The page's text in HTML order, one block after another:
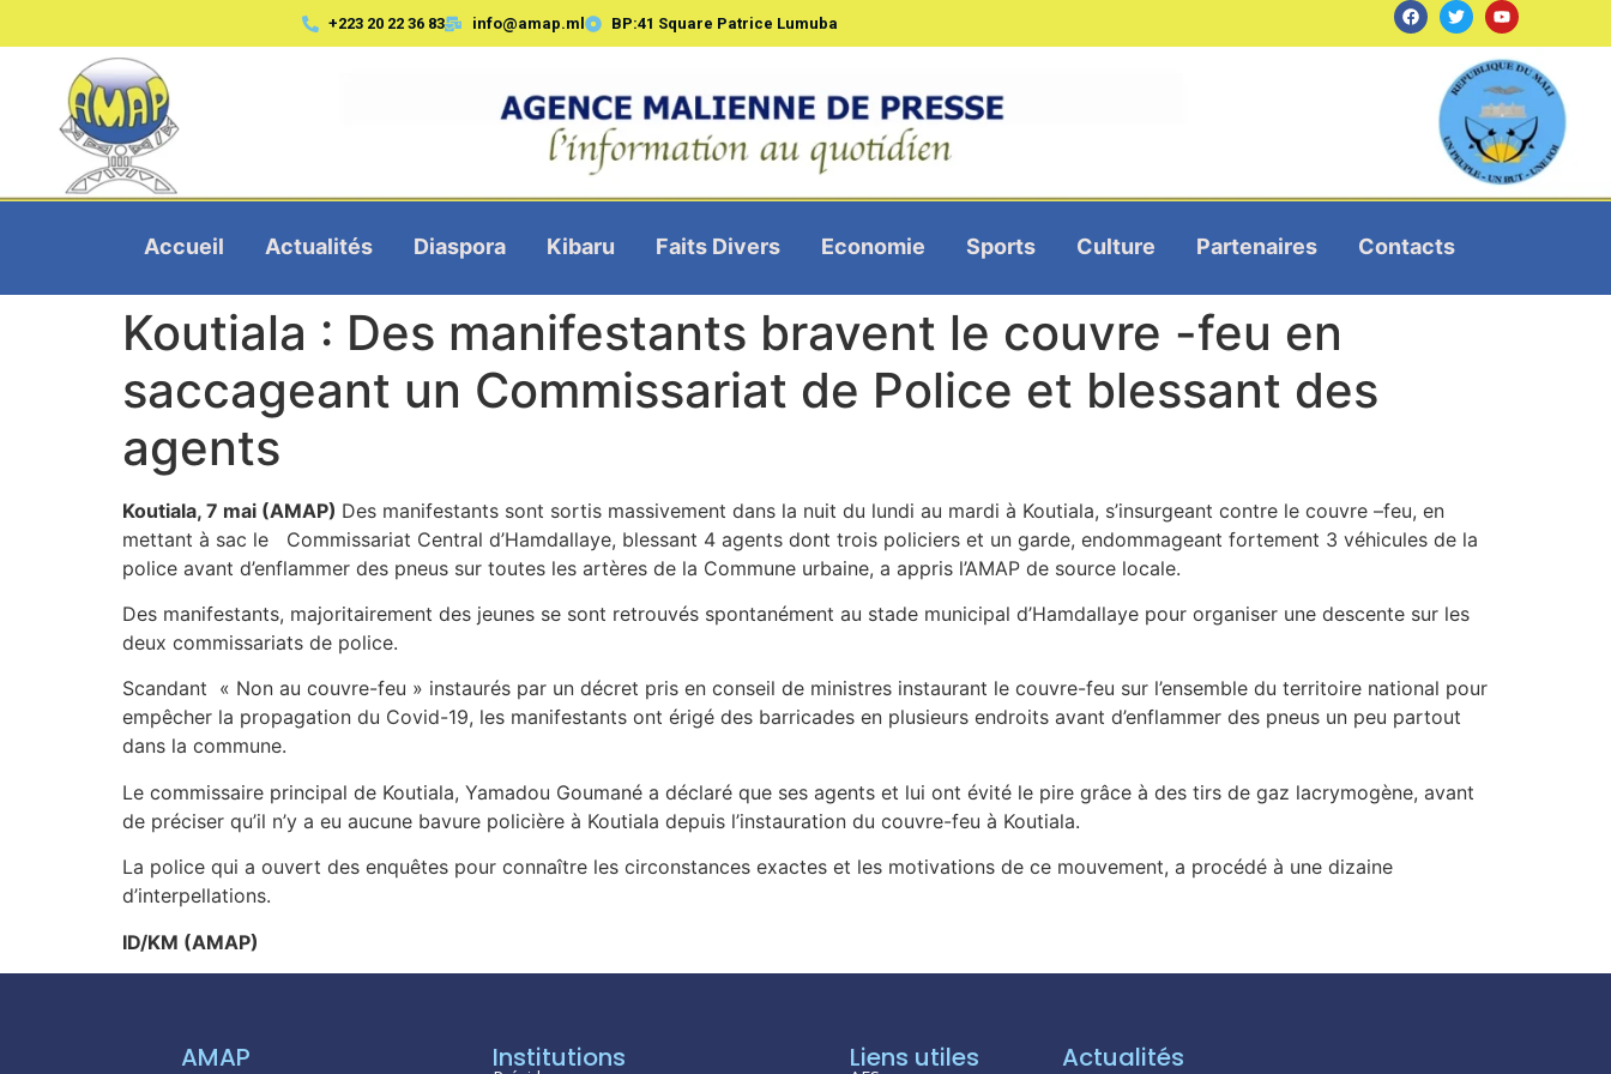
+223 20 22 36 83 info@amap.ml BP:41 Square Patrice Lumuba
Accueil Actualités Diaspora Kibaru Faits Divers Economie Sports Culture Partenaires Contacts
Koutiala : Des manifestants bravent le couvre -feu en
saccageant un Commissariat de Police et blessant des
agents
Koutiala, 7 mai (AMAP) Des manifestants sont sortis massivement dans la nuit du lundi au mardi à Koutiala, s’insurgeant contre le couvre –feu, en
mettant à sac le Commissariat Central d’Hamdallaye, blessant 4 agents dont trois policiers et un garde, endommageant fortement 3 véhicules de la
police avant d’enflammer des pneus sur toutes les artères de la Commune urbaine, a appris l’AMAP de source locale.
Des manifestants, majoritairement des jeunes se sont retrouvés spontanément au stade municipal d’Hamdallaye pour organiser une descente sur les
deux commissariats de police.
Scandant « Non au couvre-feu » instaurés par un décret pris en conseil de ministres instaurant le couvre-feu sur l’ensemble du territoire national pour
empêcher la propagation du Covid-19, les manifestants ont érigé des barricades en plusieurs endroits avant d’enflammer des pneus un peu partout
dans la commune.
Le commissaire principal de Koutiala, Yamadou Goumané a déclaré que ses agents et lui ont évité le pire grâce à des tirs de gaz lacrymogène, avant
de préciser qu’il n’y a eu aucune bavure policière à Koutiala depuis l’instauration du couvre-feu à Koutiala.
La police qui a ouvert des enquêtes pour connaître les circonstances exactes et les motivations de ce mouvement, a procédé à une dizaine
d’interpellations.
ID/KM (AMAP)
AMAP Institutions Liens utiles Actualités